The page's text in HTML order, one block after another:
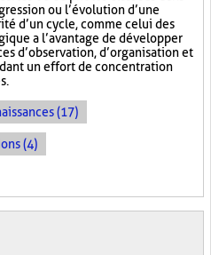
ou l’évolution d’une
d’un cycle, comme celui des
a l’avantage de développer
d’observation, d’organisation et
un effort de concentration
(17)
(4)